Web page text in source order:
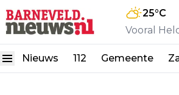
25°C
Vooral
Nieuws 112 Gemeente